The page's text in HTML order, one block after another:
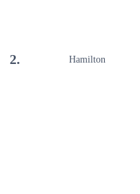
2. Hamilton